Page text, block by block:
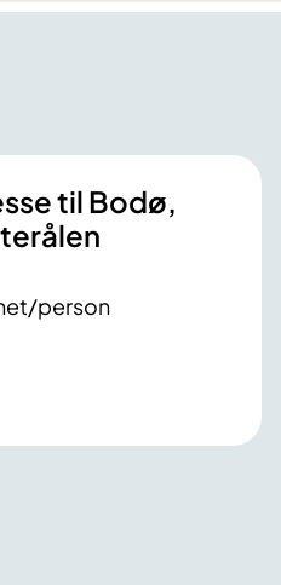
til Bodø,
person